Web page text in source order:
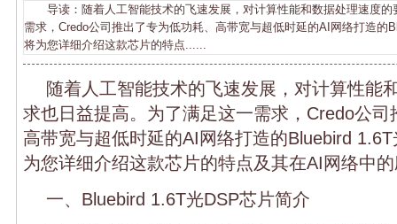
导读：随着人工智能技术的飞速发展，对计算性能和数据处理速度的
需求，Credo公司推出了专为低功耗、高带宽与超低时延的AI网络打造的
将为您详细介绍这款芯片的特点......
随着人工智能技术的飞速发展，对计算性能
求也日益提高。为了满足这一需求，Credo公
高带宽与超低时延的AI网络打造的Bluebird
为您详细介绍这款芯片的特点及其在AI网络中
一、Bluebird 1.6T光DSP芯片简介